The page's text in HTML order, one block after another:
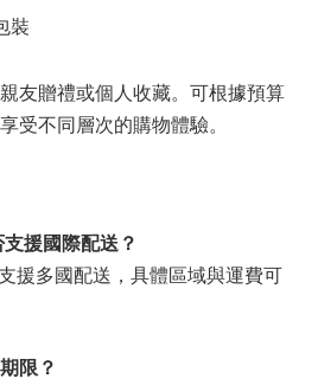
裝
友贈禮或個人收藏。可根據預算
受不同層次的購物體驗。
援國際配送？
援多國配送，具體區域與運費可
限？